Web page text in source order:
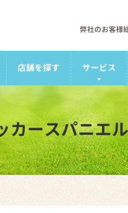
弊社のお客様
店舗を探す サービス
カースパニ